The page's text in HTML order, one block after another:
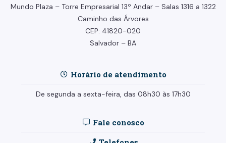
Mundo Plaza – Torre Empresarial 13º Andar – Salas 1316 a 1322
Caminho das Árvores
CEP: 41820-020
Salvador – BA
Horário de atendimento
De segunda a sexta-feira, das 08h30 às 17h30
Fale conosco